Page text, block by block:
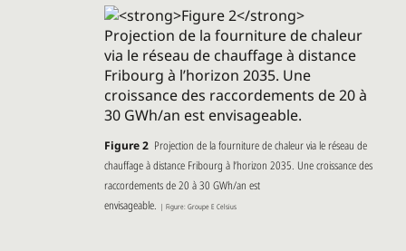
Figure 2 Projection de la fourniture de chaleur via le réseau de
chauffage à distance Fribourg à l’horizon 2035. Une croissance des
raccordements de 20 à 30 GWh/an est
envisageable. | Figure: Groupe E Celsius